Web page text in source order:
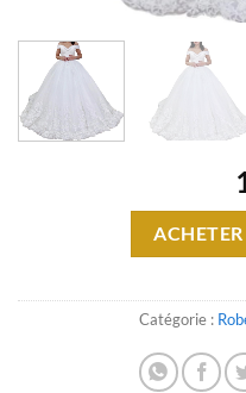
Catégorie :